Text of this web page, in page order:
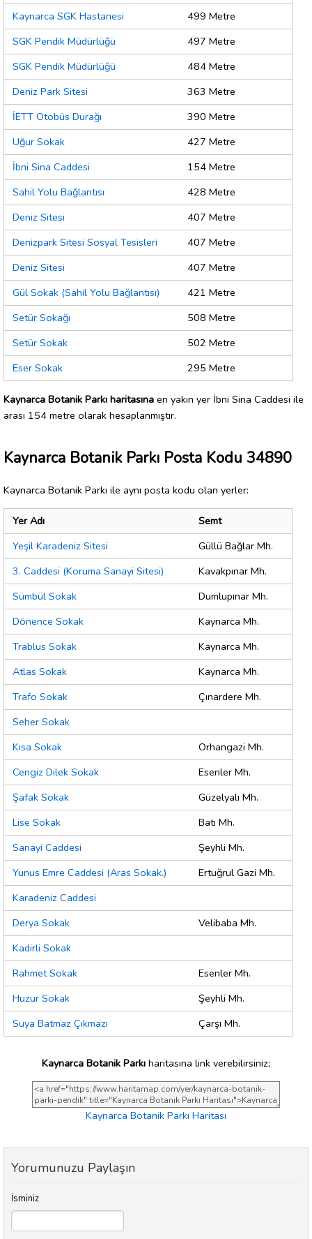
Kaynarca SGK Hastanesi
499 Metre
SGK Pendik Müdürlüğü
497 Metre
SGK Pendik Müdürlüğü
484 Metre
Deniz Park Sitesi
363 Metre
İETT Otobüs Durağı
390 Metre
Uğur Sokak
427 Metre
İbni Sina Caddesi
154 Metre
Sahil Yolu Bağlantısı
428 Metre
Deniz Sitesi
407 Metre
Denizpark Sitesi Sosyal Tesisleri
407 Metre
Deniz Sitesi
407 Metre
Gül Sokak (Sahil Yolu Bağlantısı)
421 Metre
Setür Sokağı
508 Metre
Setür Sokak
502 Metre
Eser Sokak
295 Metre
Kaynarca Botanik Parkı haritasına en yakın yer İbni Sina Caddesi ile
arası 154 metre olarak hesaplanmıştır.
Kaynarca Botanik Parkı Posta Kodu 34890
Kaynarca Botanik Parkı ile aynı posta kodu olan yerler:
Yer Adı
Semt
Yeşil Karadeniz Sitesi
Güllü Bağlar Mh.
3. Caddesi (Koruma Sanayi Sitesi)
Kavakpınar Mh.
Sümbül Sokak
Dumlupınar Mh.
Dönence Sokak
Kaynarca Mh.
Trablus Sokak
Kaynarca Mh.
Atlas Sokak
Kaynarca Mh.
Trafo Sokak
Çınardere Mh.
Seher Sokak
Kısa Sokak
Orhangazi Mh.
Cengiz Dilek Sokak
Esenler Mh.
Şafak Sokak
Güzelyalı Mh.
Lise Sokak
Batı Mh.
Sanayi Caddesi
Şeyhli Mh.
Yunus Emre Caddesi (Aras Sokak.)
Ertuğrul Gazi Mh.
Karadeniz Caddesi
Derya Sokak
Velibaba Mh.
Kadirli Sokak
Rahmet Sokak
Esenler Mh.
Huzur Sokak
Şeyhli Mh.
Suya Batmaz Çıkmazı
Çarşı Mh.
Kaynarca Botanik Parkı haritasına link verebilirsiniz;
Kaynarca Botanik Parkı Haritası
Yorumunuzu Paylaşın
İsminiz